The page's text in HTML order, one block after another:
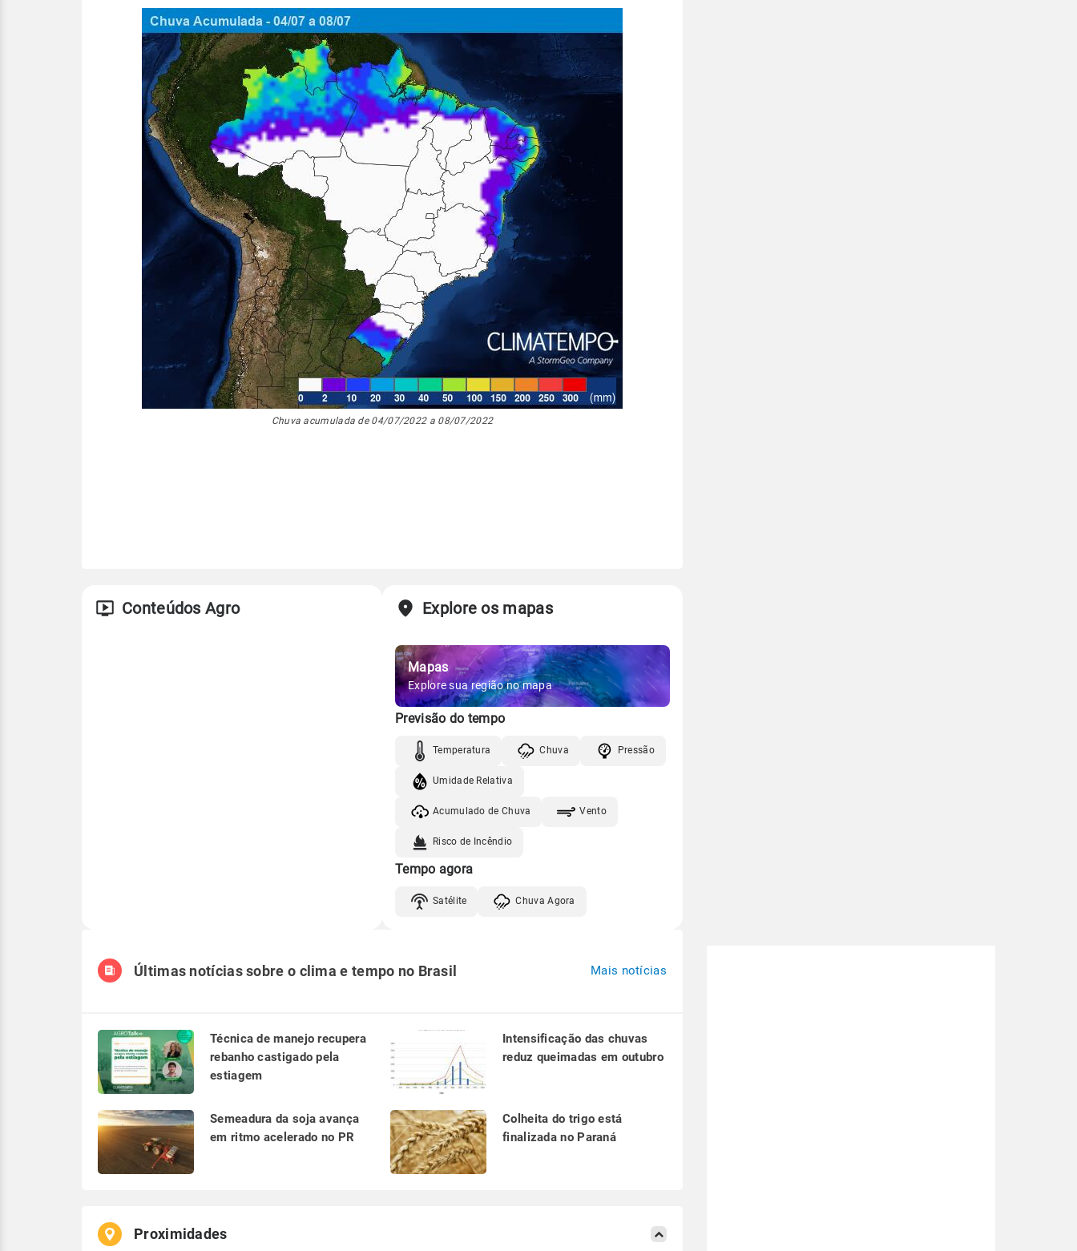
Chuva acumulada de 04/07/2022 a 08/07/2022
Conteúdos Agro Explore os mapas
Mapas
Explore sua região no mapa
Previsão do tempo
Temperatura Chuva Pressão
Umidade Relativa
Acumulado de Chuva Vento
Risco de Incêndio
Tempo agora
Satélite Chuva Agora
Últimas notícias sobre o clima e tempo no Brasil Mais notícias
Técnica de manejo recupera
rebanho castigado pela
estiagem
Intensificação das chuvas
reduz queimadas em outubro
Semeadura da soja avança
em ritmo acelerado no PR
Colheita do trigo está
finalizada no Paraná
Proximidades